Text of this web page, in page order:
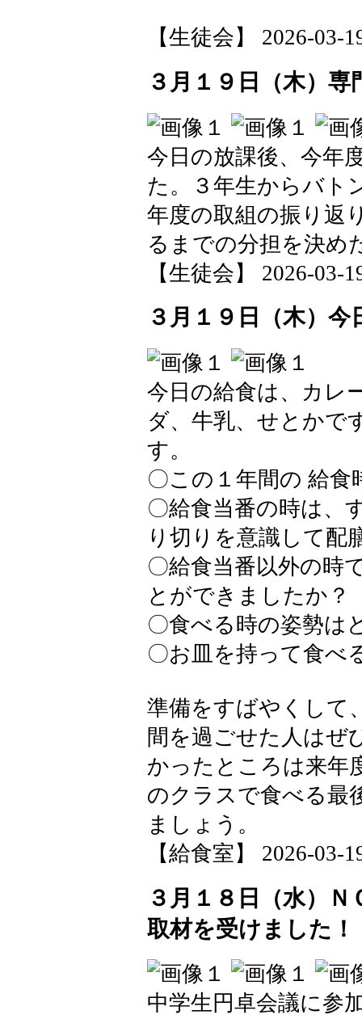
【生徒会】 2026-03-
３月１９日（木）専
今日の放課後、今年
た。３年生からバト
年度の取組の振り返
るまでの分担を決め
【生徒会】 2026-03-
３月１９日（木）今
今日の給食は、カレ
ダ、牛乳、せとかで
す。
〇この１年間の 給
〇給食当番の時は、
り切りを意識して配
〇給食当番以外の時
とができましたか？
〇食べる時の姿勢は
〇お皿を持って食べ
準備をすばやくして
間を過ごせた人はぜ
かったところは来年
のクラスで食べる最
ましょう。
【給食室】 2026-03-
３月１８日（水）
取材を受けました！
中学生円卓会議に参